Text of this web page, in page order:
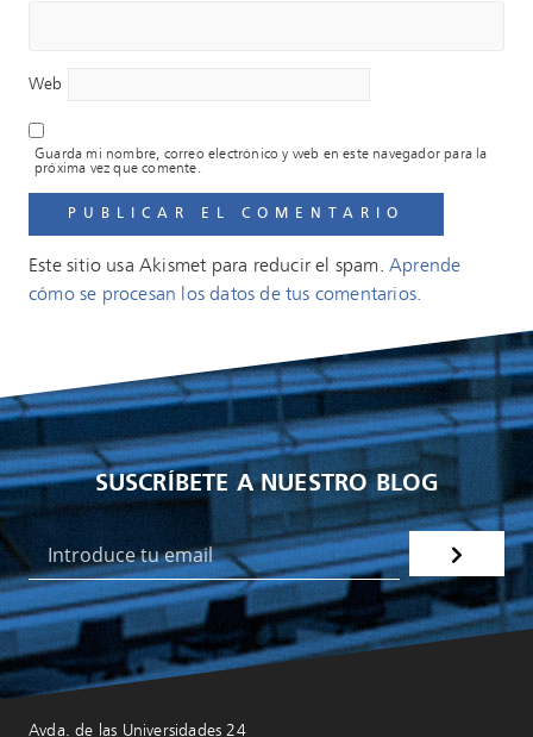
Web
Guarda mi nombre, correo electrónico y web en este navegador para la
próxima vez que comente.
Este sitio usa Akismet para reducir el spam. Aprende
cómo se procesan los datos de tus comentarios.
SUSCRÍBETE A NUESTRO BLOG
Avda. de las Universidades 24